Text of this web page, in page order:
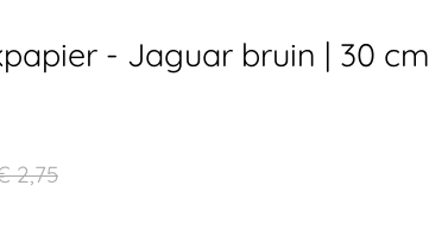
- Jaguar bruin | 30 cm
2,75